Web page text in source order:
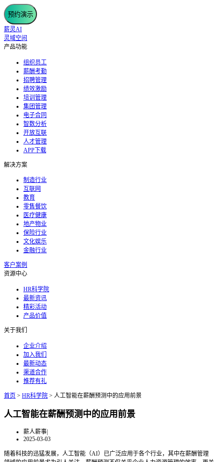
预约演示
薪灵AI
灵域空间
产品功能
组织员工
薪酬考勤
招聘管理
绩效激励
培训管理
集团管理
电子合同
智数分析
开放互联
人才管理
APP下载
解决方案
制造行业
互联网
教育
零售餐饮
医疗健康
地产物业
保险行业
文化娱乐
金融行业
客户案例
资源中心
HR科学院
最新资讯
精彩活动
产品价值
关于我们
企业介绍
加入我们
最新动态
渠道合作
推荐有礼
首页 > HR科学院 > 人工智能在薪酬预测中的应用前景
人工智能在薪酬预测中的应用前景
薪人薪事|
2025-03-03
随着科技的迅猛发展，人工智能（AI）已广泛应用于各个行业，其中在薪酬管理